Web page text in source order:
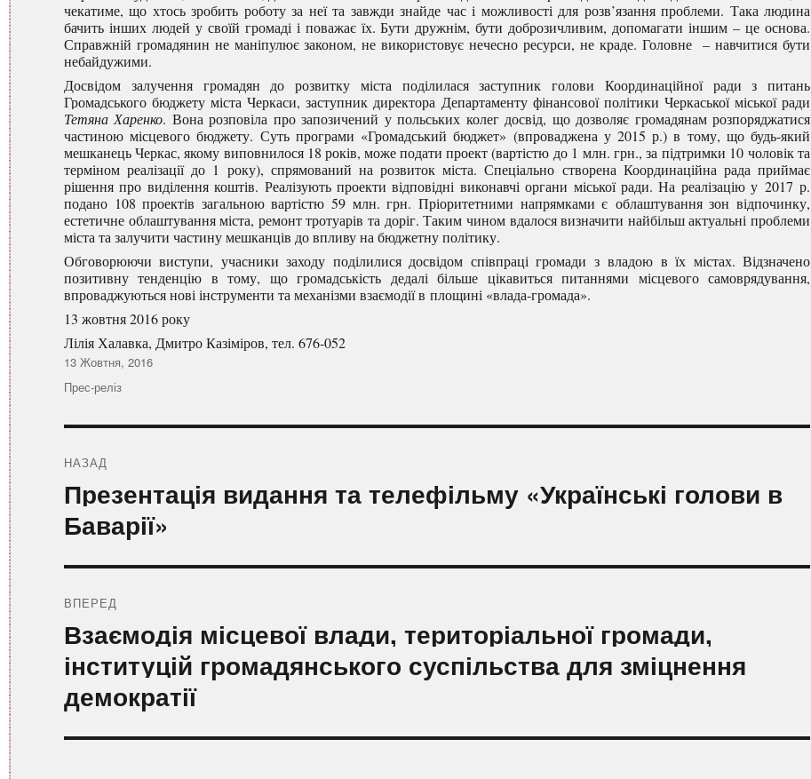
чекатиме, що хтось зробить роботу за неї та завжди знайде час і можливості для розв’язання проблеми. Така людина
бачить інших людей у своїй громаді і поважає їх. Бути дружнім, бути доброзичливим, допомагати іншим – це основа.
Справжній громадянин не маніпулює законом, не використовує нечесно ресурси, не краде. Головне – навчитися бути
небайдужими.
Досвідом залучення громадян до розвитку міста поділилася заступник голови Координаційної ради з питань
Громадського бюджету міста Черкаси, заступник директора Департаменту фінансової політики Черкаської міської ради
Тетяна Харенко. Вона розповіла про запозичений у польських колег досвід, що дозволяє громадянам розпоряджатися
частиною місцевого бюджету. Суть програми «Громадський бюджет» (впроваджена у 2015 р.) в тому, що будь-який
мешканець Черкас, якому виповнилося 18 років, може подати проект (вартістю до 1 млн. грн., за підтримки 10 чоловік та
терміном реалізації до 1 року), спрямований на розвиток міста. Спеціально створена Координаційна рада приймає
рішення про виділення коштів. Реалізують проекти відповідні виконавчі органи міської ради. На реалізацію у 2017 р.
подано 108 проектів загальною вартістю 59 млн. грн. Пріоритетними напрямками є облаштування зон відпочинку,
естетичне облаштування міста, ремонт тротуарів та доріг. Таким чином вдалося визначити найбільш актуальні проблеми
міста та залучити частину мешканців до впливу на бюджетну політику.
Обговорюючи виступи, учасники заходу поділилися досвідом співпраці громади з владою в їх містах. Відзначено
позитивну тенденцію в тому, що громадськість дедалі більше цікавиться питаннями місцевого самоврядування,
впроваджуються нові інструменти та механізми взаємодії в площині «влада-громада».
13 жовтня 2016 року
Лілія Халавка, Дмитро Казіміров, тел. 676-052
Оприлюднено
13 Жовтня, 2016
Категорії
Прес-реліз
записів
НАЗАД
Попередній
запис:
Презентація видання та телефільму «Українські голови в
Баварії»
ВПЕРЕД
Наступний
запис:
Взаємодія місцевої влади, територіальної громади,
інституцій громадянського суспільства для зміцнення
демократії